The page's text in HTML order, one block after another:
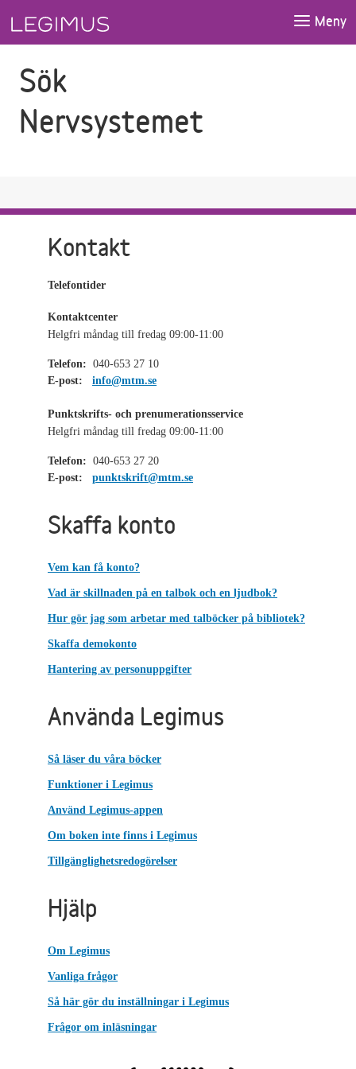
Meny
Sök
Nervsystemet
Kontakt
Telefontider
Kontaktcenter
Helgfri måndag till fredag 09:00-11:00
Telefon: 040-653 27 10
E-post:
info@mtm.se
Punktskrifts- och prenumerationsservice
Helgfri måndag till fredag 09:00-11:00
Telefon: 040-653 27 20
E-post:
punktskrift@mtm.se
Skaffa konto
Vem kan få konto?
Vad är skillnaden på en talbok och en ljudbok?
Hur gör jag som arbetar med talböcker på bibliotek?
Skaffa demokonto
Hantering av personuppgifter
Använda Legimus
Så läser du våra böcker
Funktioner i Legimus
Använd Legimus-appen
Om boken inte finns i Legimus
Tillgänglighetsredogörelser
Hjälp
Om Legimus
Vanliga frågor
Så här gör du inställningar i Legimus
Frågor om inläsningar